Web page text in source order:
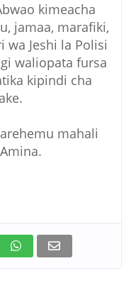
kimeacha
jamaa, marafiki,
wa Jeshi la Polisi
waliopata fursa
kipindi cha
mahali